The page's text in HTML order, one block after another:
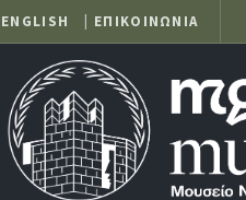
ENGLISH ΕΠΙΚΟΙΝΩΝΙΑ